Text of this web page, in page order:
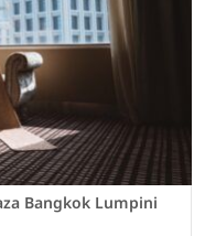
Bangkok Lumpini